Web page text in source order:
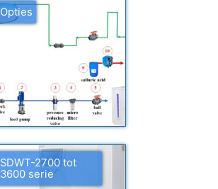
Opties
SDWT-2700 tot
3600 serie